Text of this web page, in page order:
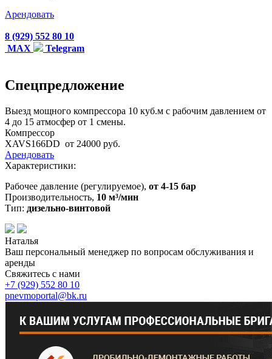
Арендовать
8 (929) 552 80 10
MAX
Telegram
Спецпредложение
Выезд мощного компрессора 10 куб.м с рабочим давлением от
4 до 15 атмосфер от 1 смены.
Компрессор
XAVS166DD от 24000 руб.
Арендовать
Характеристики:
Рабочее давление (регулируемое), от 4-15 бар
Производительность, 10 м³/мин
Тип: дизельно-винтовой
Наталья
Ваш персональный менеджер по вопросам обслуживания и
аренды
Свяжитесь с нами
+7 (929) 552 80 10
pnevmoportal@bk.ru